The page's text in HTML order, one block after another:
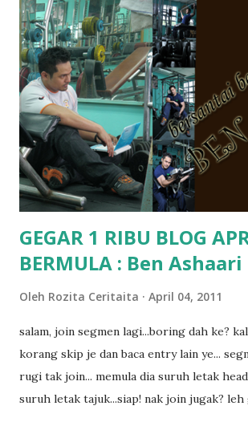
tanya sapa-sapa pun masa tu.. bila fikir-
jugak masa alahai teruknya kami sebagai
terasa jugak semakin teruk bila abg long
kat salah satu tadika swasta ni.. tapi
pun tak tau.. pengsan aku bila ingat balik..
mungkin sebab abg long sendiri jenis budak
masalah dyslexia.. tapi minor la.. nanti la
dyslexia tu.. lepas tu kami buat keputusan
GEGAR 1 RIBU BLOG
BERMULA : Ben Ashaari
Oleh Rozita Ceritaita April 04, 2011
salam, join segmen lagi...boring dah ke?
korang skip je dan baca entry lain ye...
rugi tak join... memula dia suruh letak
suruh letak tajuk...siap! nak join jugak? leh